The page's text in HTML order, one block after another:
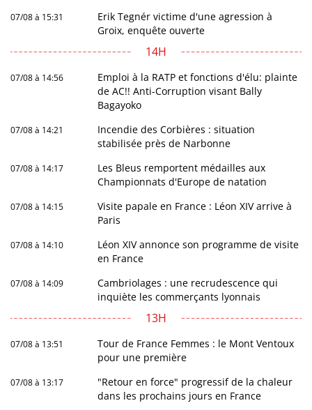
07/08 à 15:31
Erik Tegnér victime d'une agression à
Groix, enquête ouverte
14H
07/08 à 14:56
Emploi à la RATP et fonctions d'élu: plainte
de AC!! Anti-Corruption visant Bally
Bagayoko
07/08 à 14:21
Incendie des Corbières : situation
stabilisée près de Narbonne
07/08 à 14:17
Les Bleus remportent médailles aux
Championnats d'Europe de natation
07/08 à 14:15
Visite papale en France : Léon XIV arrive à
Paris
07/08 à 14:10
Léon XIV annonce son programme de visite
en France
07/08 à 14:09
Cambriolages : une recrudescence qui
inquiète les commerçants lyonnais
13H
07/08 à 13:51
Tour de France Femmes : le Mont Ventoux
pour une première
07/08 à 13:17
"Retour en force" progressif de la chaleur
dans les prochains jours en France